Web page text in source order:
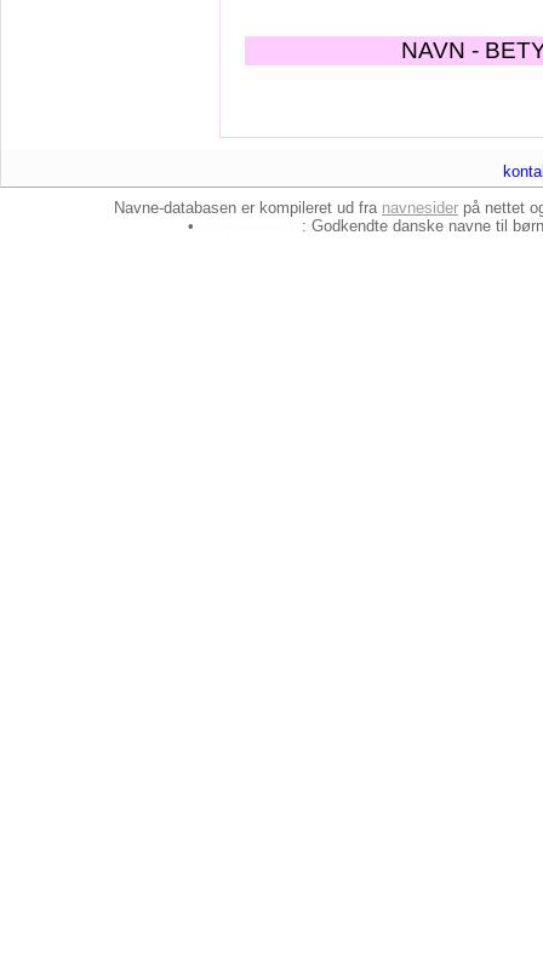
NAVN -
Navne-databasen er kompileret ud fra navnesider på nettet
•
: Godkendte danske navne til børn